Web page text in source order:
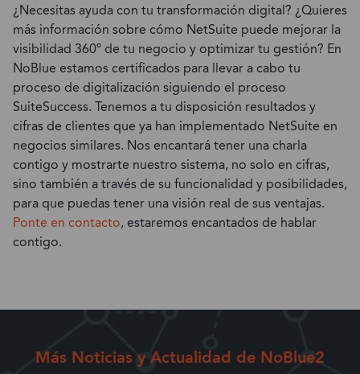
¿Necesitas ayuda con tu transformación digital? ¿Quieres
más información sobre cómo NetSuite puede mejorar la
visibilidad 360º de tu negocio y optimizar tu gestión? En
NoBlue estamos certificados para llevar a cabo tu
proceso de digitalización siguiendo el proceso
SuiteSuccess. Tenemos a tu disposición resultados y
cifras de clientes que ya han implementado NetSuite en
negocios similares. Nos encantará tener una charla
contigo y mostrarte nuestro sistema, no solo en cifras,
sino también a través de su funcionalidad y posibilidades,
para que puedas tener una visión real de sus ventajas.
Ponte en contacto, estaremos encantados de hablar
contigo.
Más Noticias y Actualidad de NoBlue2